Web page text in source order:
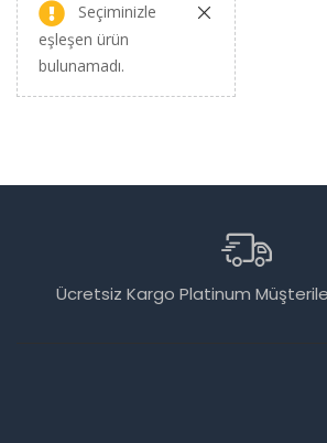
Seçiminizle
eşleşen ürün
bulunamadı.
Ücretsiz Kargo Platinum